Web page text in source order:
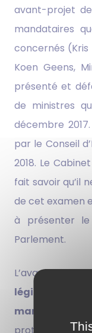
avant-projet
mandataires
concernés (Kris
Koen Geens,
présenté et
de ministres
décembre
par le Conseil
2018. Le
fait savoir qu’il
de cet examen
à présenter
Parlement.
L’avant-
législatif
mandataire
protection du